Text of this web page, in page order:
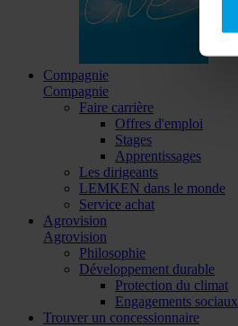
Compagnie
Compagnie
Faire carrière
Offres d'emploi
Stages
Apprentissages
Les dirigeants
LEMKEN dans le monde
Service achat
Agrovision
Agrovision
Philosophie
Développement durable
Protection du climat
Engagements sociaux
Trouver un concessionnaire